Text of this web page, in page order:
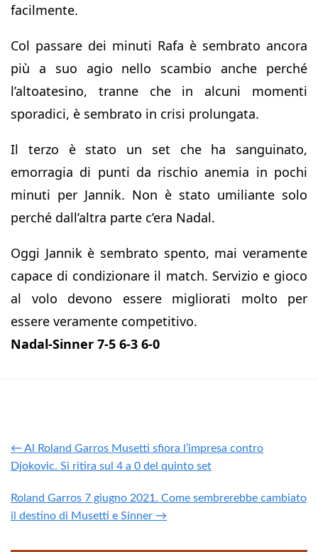
facilmente.
Col passare dei minuti Rafa è sembrato ancora
più a suo agio nello scambio anche perché
l’altoatesino, tranne che in alcuni momenti
sporadici, è sembrato in crisi prolungata.
Il terzo è stato un set che ha sanguinato,
emorragia di punti da rischio anemia in pochi
minuti per Jannik. Non è stato umiliante solo
perché dall’altra parte c’era Nadal.
Oggi Jannik è sembrato spento, mai veramente
capace di condizionare il match. Servizio e gioco
al volo devono essere migliorati molto per
essere veramente competitivo.
Nadal-Sinner 7-5 6-3 6-0
← Al Roland Garros Musetti sfiora l’impresa contro
Djokovic. Si ritira sul 4 a 0 del quinto set
Roland Garros 7 giugno 2021. Come sembrerebbe cambiato
il destino di Musetti e Sinner →